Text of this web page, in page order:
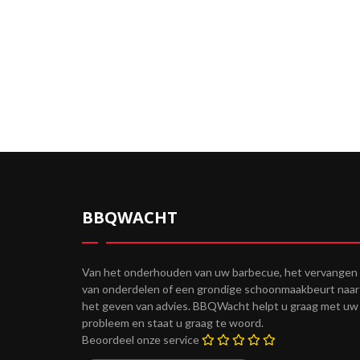
BBQWACHT
Van het onderhouden van uw barbecue, het vervangen
van onderdelen of een grondige schoonmaakbeurt naar
het geven van advies. BBQWacht helpt u graag met uw
probleem en staat u graag te woord.
Beoordeel onze service